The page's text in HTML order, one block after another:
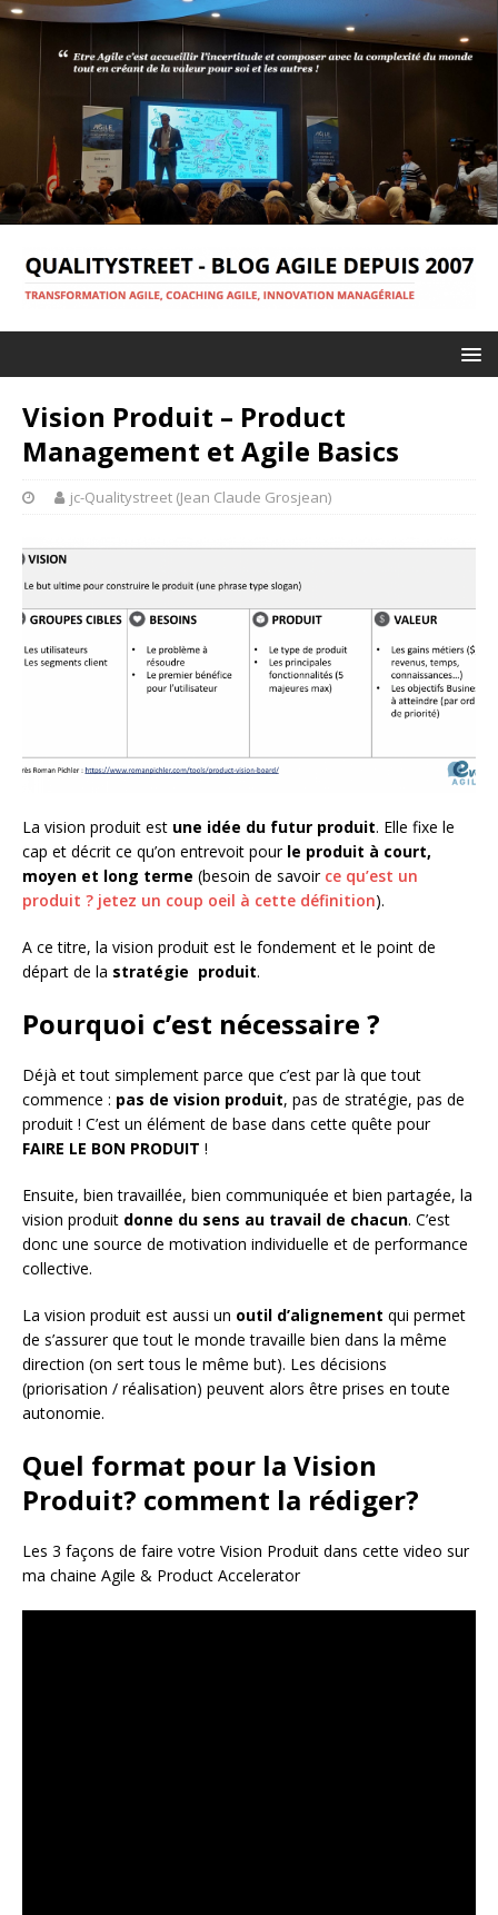
Vision Produit – Product
Management et Agile Basics
jc-Qualitystreet (Jean Claude Grosjean)
La vision produit est une idée du futur produit. Elle fixe le
cap et décrit ce qu’on entrevoit pour le produit à court,
moyen et long terme (besoin de savoir ce qu’est un
produit ? jetez un coup oeil à cette définition).
A ce titre, la vision produit est le fondement et le point de
départ de la stratégie produit.
Pourquoi c’est nécessaire ?
Déjà et tout simplement parce que c’est par là que tout
commence : pas de vision produit, pas de stratégie, pas de
produit ! C’est un élément de base dans cette quête pour
FAIRE LE BON PRODUIT !
Ensuite, bien travaillée, bien communiquée et bien partagée, la
vision produit donne du sens au travail de chacun. C’est
donc une source de motivation individuelle et de performance
collective.
La vision produit est aussi un outil d’alignement qui permet
de s’assurer que tout le monde travaille bien dans la même
direction (on sert tous le même but). Les décisions
(priorisation / réalisation) peuvent alors être prises en toute
autonomie.
Quel format pour la Vision
Produit? comment la rédiger?
Les 3 façons de faire votre Vision Produit dans cette video sur
ma chaine Agile & Product Accelerator